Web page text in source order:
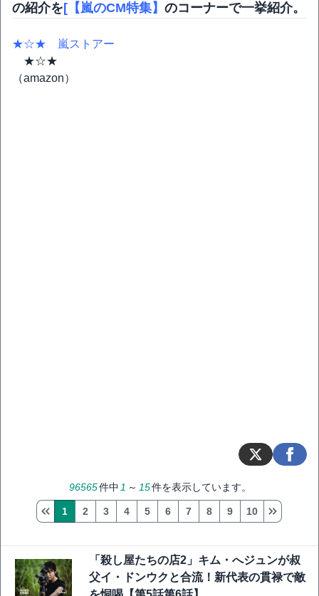
の紹介を [【嵐のCM特集】 のコーナーで一挙紹介。
★☆★ 嵐ストアー
★☆★
（amazon）
96565件中 1 ～ 15件を表示しています。
1 2 3 4 5 6 7 8 9 10
「殺し屋たちの店2」キム・へジュンが叔
父イ・ドンウクと合流！新代表の貫禄で敵